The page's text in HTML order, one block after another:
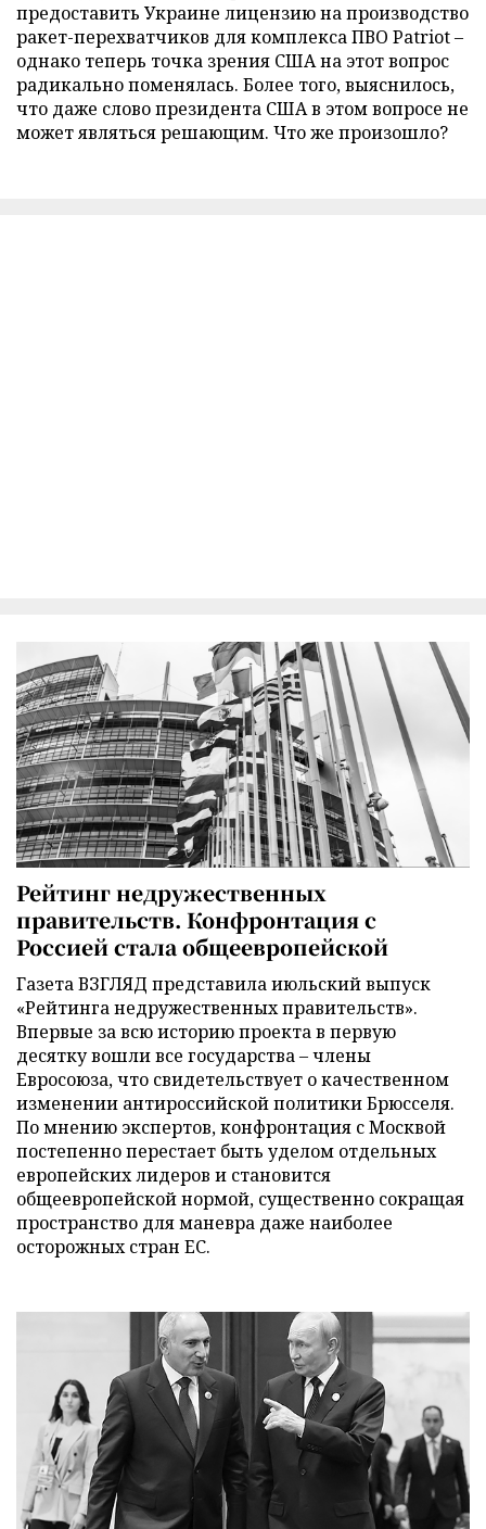
предоставить Украине лицензию на производство
ракет-перехватчиков для комплекса ПВО Patriot –
однако теперь точка зрения США на этот вопрос
радикально поменялась. Более того, выяснилось,
что даже слово президента США в этом вопросе не
может являться решающим. Что же произошло?
Рейтинг недружественных
правительств. Конфронтация с
Россией стала общеевропейской
Газета ВЗГЛЯД представила июльский выпуск
«Рейтинга недружественных правительств».
Впервые за всю историю проекта в первую
десятку вошли все государства – члены
Евросоюза, что свидетельствует о качественном
изменении антироссийской политики Брюсселя.
По мнению экспертов, конфронтация с Москвой
постепенно перестает быть уделом отдельных
европейских лидеров и становится
общеевропейской нормой, существенно сокращая
пространство для маневра даже наиболее
осторожных стран ЕС.